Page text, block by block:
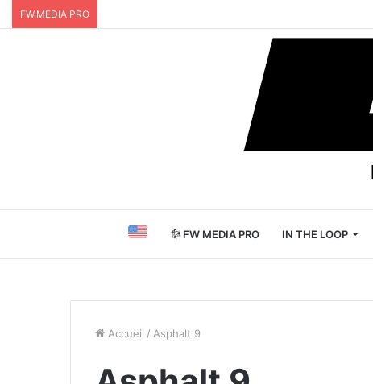
FW.MEDIA PRO
FW MEDIA PRO IN THE LOOP
Accueil / Asphalt 9